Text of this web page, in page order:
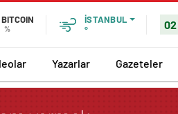
BITCOIN
%
İSTANBUL
°
Yazarlar Gazeteler